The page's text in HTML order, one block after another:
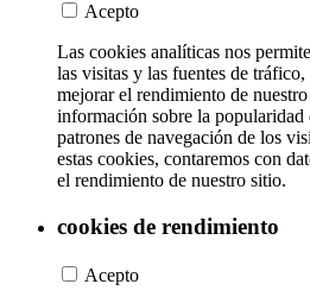
Acepto
Las cookies analíticas nos
las visitas y las fuentes de
mejorar el rendimiento de
información sobre la popularidad
patrones de navegación de los
estas cookies, contaremos con
el rendimiento de nuestro sitio.
cookies de rendimiento
Acepto